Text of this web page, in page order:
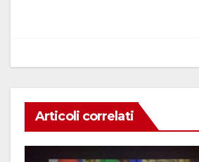
Articoli correlati